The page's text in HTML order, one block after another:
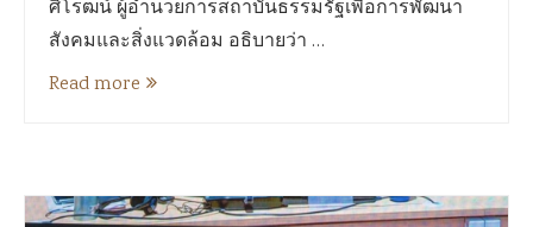
ศิโรฒน์ ผู้อำนวยการสถาบันธรรมรัฐเพื่อการพัฒนา
สังคมและสิ่งแวดล้อม อธิบายว่า …
Read more